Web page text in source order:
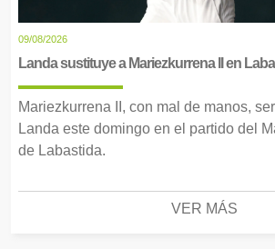
09/08/2026
Landa sustituye a Mariezkurrena II en
Mariezkurrena II, con mal de manos,
Landa este domingo en el partido del
de Labastida.
VER MÁS